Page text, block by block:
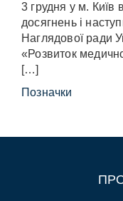
3 грудня у м. Київ
досягнень і
Наглядової ради
«Розвиток
[…]
Позначки